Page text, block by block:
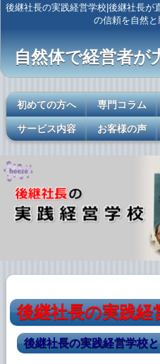
後継社長の実践経営学校|後継社長が
の信頼を自然
初めての方へ 専門コラム
サービス内容 お客様の声
後継社長の実践経
後継社長の実践経営学校